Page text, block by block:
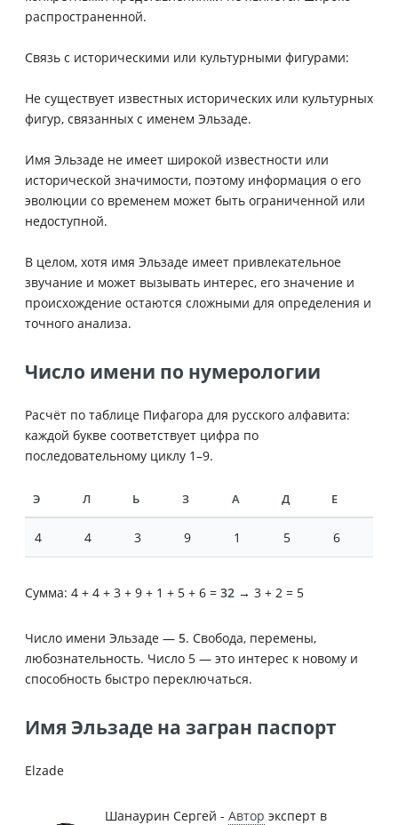
распространенной.
Связь с историческими или культурными фигурами:
Не существует известных исторических или культурных
фигур, связанных с именем Эльзаде.
Имя Эльзаде не имеет широкой известности или
исторической значимости, поэтому информация о его
эволюции со временем может быть ограниченной или
недоступной.
В целом, хотя имя Эльзаде имеет привлекательное
звучание и может вызывать интерес, его значение и
происхождение остаются сложными для определения и
точного анализа.
Число имени по нумерологии
Расчёт по таблице Пифагора для русского алфавита:
каждой букве соответствует цифра по
последовательному циклу 1–9.
Э Л Ь З А Д Е
4 4 3 9 1 5 6
Сумма: 4 + 4 + 3 + 9 + 1 + 5 + 6 = 32 → 3 + 2 = 5
Число имени Эльзаде — 5. Свобода, перемены,
любознательность. Число 5 — это интерес к новому и
способность быстро переключаться.
Имя Эльзаде на загран паспорт
Elzade
Шанаурин Сергей - Автор эксперт в